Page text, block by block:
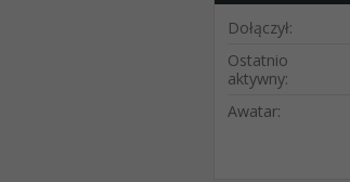
Dołączył
Ostatnio
aktywny
Awatar